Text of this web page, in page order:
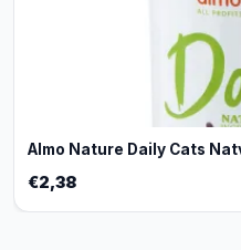
Almo Nature Daily Cats
€2,38